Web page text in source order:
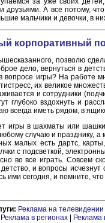
друзьями. А все потому,
мальчики и девочки, в
корпоративный
позволю
дело, вернуться в
вопросе игры? На работе
их великое
и сотрудники
глубоко вздохнуть и
всегда иметь рядом, в
игры в шахматы или
случаю и празднику,
малых есть дартс,
с подсветкой,
во все играть. Совсем
и вопросы исчезнут
ими сегодня, и помните,
Реклама на телевидении
Реклама в регионах Реклама